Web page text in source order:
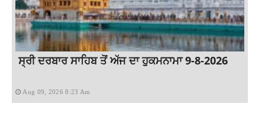
ਸ੍ਰੀ ਦਰਬਾਰ ਸਾਹਿਬ ਤੋਂ ਅੱਜ ਦਾ ਹੁਕਮਨਾਮਾ 9-8-2026
Aug 09, 2026 8:23 Am